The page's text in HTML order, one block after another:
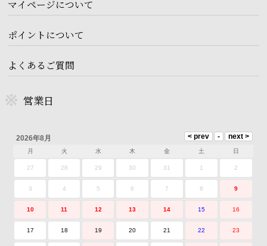
マイページについて
ポイントについて
よくあるご質問
営業日
2026年8月
月 火 水 木 金 土 日
27 28 29 30 31 1 2
3 4 5 6 7 8 9
10 11 12 13 14 15 16
17 18 19 20 21 22 23